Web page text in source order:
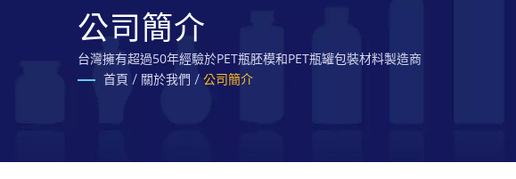
公司簡介
台灣擁有超過50年經驗於PET瓶胚模和PET瓶罐包裝材料製造商
首頁 / 關於我們 / 公司簡介